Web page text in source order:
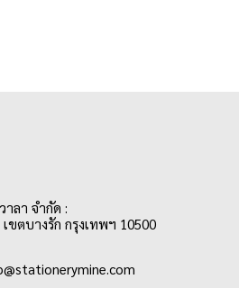
ลา จำกัด :
ขตบางรัก กรุงเทพฯ 10500